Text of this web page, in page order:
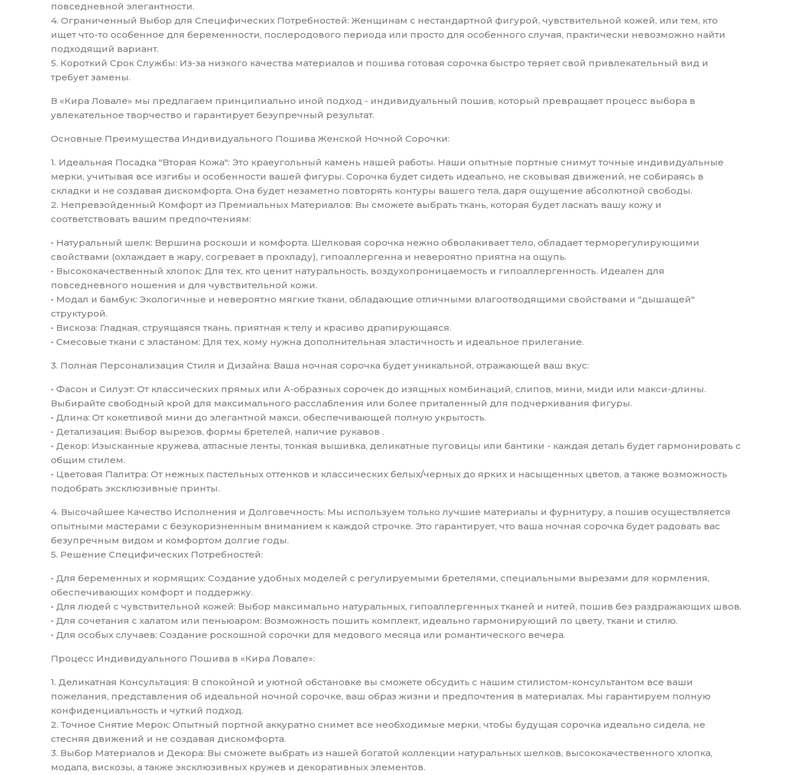
повседневной элегантности.
4. Ограниченный Выбор для Специфических Потребностей: Женщинам с нестандартной фигурой, чувствительной кожей, или тем, кто
ищет что-то особенное для беременности, послеродового периода или просто для особенного случая, практически невозможно найти
подходящий вариант.
5. Короткий Срок Службы: Из-за низкого качества материалов и пошива готовая сорочка быстро теряет свой привлекательный вид и
требует замены.
В «Кира Ловале» мы предлагаем принципиально иной подход - индивидуальный пошив, который превращает процесс выбора в
увлекательное творчество и гарантирует безупречный результат.
Основные Преимущества Индивидуального Пошива Женской Ночной Сорочки:
1. Идеальная Посадка "Вторая Кожа": Это краеугольный камень нашей работы. Наши опытные портные снимут точные индивидуальные
мерки, учитывая все изгибы и особенности вашей фигуры. Сорочка будет сидеть идеально, не сковывая движений, не собираясь в
складки и не создавая дискомфорта. Она будет незаметно повторять контуры вашего тела, даря ощущение абсолютной свободы.
2. Непревзойденный Комфорт из Премиальных Материалов: Вы сможете выбрать ткань, которая будет ласкать вашу кожу и
соответствовать вашим предпочтениям:
• Натуральный шелк: Вершина роскоши и комфорта. Шелковая сорочка нежно обволакивает тело, обладает терморегулирующими
свойствами (охлаждает в жару, согревает в прохладу), гипоаллергенна и невероятно приятна на ощупь.
• Высококачественный хлопок: Для тех, кто ценит натуральность, воздухопроницаемость и гипоаллергенность. Идеален для
повседневного ношения и для чувствительной кожи.
• Модал и бамбук: Экологичные и невероятно мягкие ткани, обладающие отличными влагоотводящими свойствами и "дышащей"
структурой.
• Вискоза: Гладкая, струящаяся ткань, приятная к телу и красиво драпирующаяся.
• Смесовые ткани с эластаном: Для тех, кому нужна дополнительная эластичность и идеальное прилегание.
3. Полная Персонализация Стиля и Дизайна: Ваша ночная сорочка будет уникальной, отражающей ваш вкус:
• Фасон и Силуэт: От классических прямых или А-образных сорочек до изящных комбинаций, слипов, мини, миди или макси-длины.
Выбирайте свободный крой для максимального расслабления или более приталенный для подчеркивания фигуры.
• Длина: От кокетливой мини до элегантной макси, обеспечивающей полную укрытость.
• Детализация: Выбор вырезов, формы бретелей, наличие рукавов .
• Декор: Изысканные кружева, атласные ленты, тонкая вышивка, деликатные пуговицы или бантики - каждая деталь будет гармонировать с
общим стилем.
• Цветовая Палитра: От нежных пастельных оттенков и классических белых/черных до ярких и насыщенных цветов, а также возможность
подобрать эксклюзивные принты.
4. Высочайшее Качество Исполнения и Долговечность: Мы используем только лучшие материалы и фурнитуру, а пошив осуществляется
опытными мастерами с безукоризненным вниманием к каждой строчке. Это гарантирует, что ваша ночная сорочка будет радовать вас
безупречным видом и комфортом долгие годы.
5. Решение Специфических Потребностей:
• Для беременных и кормящих: Создание удобных моделей с регулируемыми бретелями, специальными вырезами для кормления,
обеспечивающих комфорт и поддержку.
• Для людей с чувствительной кожей: Выбор максимально натуральных, гипоаллергенных тканей и нитей, пошив без раздражающих швов.
• Для сочетания с халатом или пеньюаром: Возможность пошить комплект, идеально гармонирующий по цвету, ткани и стилю.
• Для особых случаев: Создание роскошной сорочки для медового месяца или романтического вечера.
Процесс Индивидуального Пошива в «Кира Ловале»:
1. Деликатная Консультация: В спокойной и уютной обстановке вы сможете обсудить с нашим стилистом-консультантом все ваши
пожелания, представления об идеальной ночной сорочке, ваш образ жизни и предпочтения в материалах. Мы гарантируем полную
конфиденциальность и чуткий подход.
2. Точное Снятие Мерок: Опытный портной аккуратно снимет все необходимые мерки, чтобы будущая сорочка идеально сидела, не
стесняя движений и не создавая дискомфорта.
3. Выбор Материалов и Декора: Вы сможете выбрать из нашей богатой коллекции натуральных шелков, высококачественного хлопка,
модала, вискозы, а также эксклюзивных кружев и декоративных элементов.